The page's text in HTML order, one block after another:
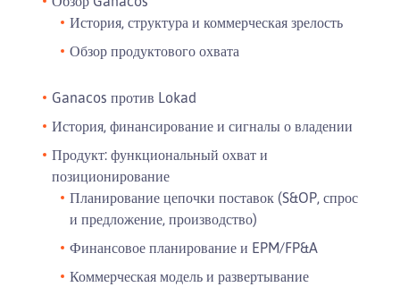
История, структура и коммерческая зрелость
Обзор продуктового охвата
Ganacos против Lokad
История, финансирование и сигналы о владении
Продукт: функциональный охват и
позиционирование
Планирование цепочки поставок (S&OP, спрос
и предложение, производство)
Финансовое планирование и EPM/FP&A
Коммерческая модель и развертывание